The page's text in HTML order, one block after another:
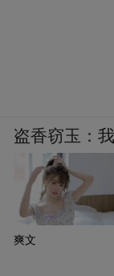
盗香窃玉：
爽文